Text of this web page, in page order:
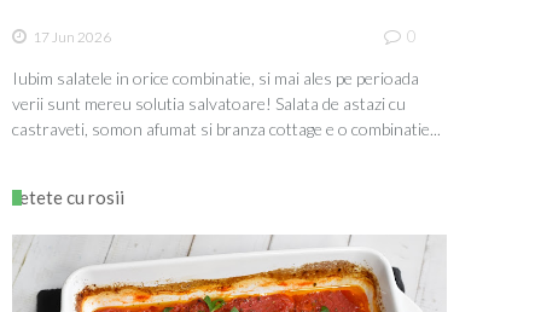
17 Jun 2026 0
Iubim salatele in orice combinatie, si mai ales pe perioada
verii sunt mereu solutia salvatoare! Salata de astazi cu
castraveti, somon afumat si branza cottage e o combinatie...
retete cu rosii